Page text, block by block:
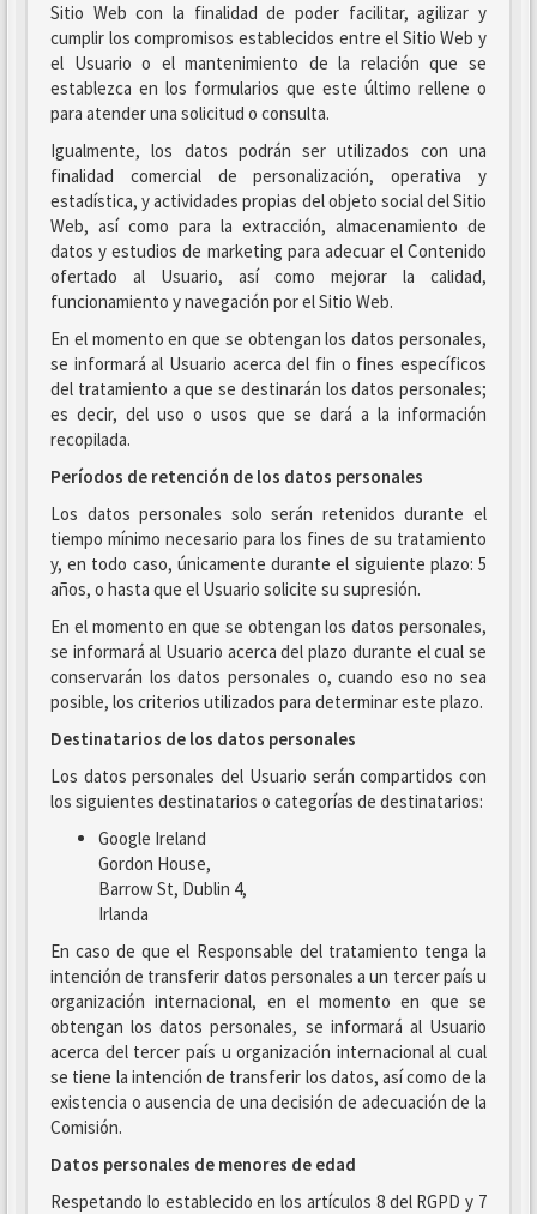
Sitio Web con la finalidad de poder facilitar, agilizar y
cumplir los compromisos establecidos entre el Sitio Web y
el Usuario o el mantenimiento de la relación que se
establezca en los formularios que este último rellene o
para atender una solicitud o consulta.
Igualmente, los datos podrán ser utilizados con una
finalidad comercial de personalización, operativa y
estadística, y actividades propias del objeto social del Sitio
Web, así como para la extracción, almacenamiento de
datos y estudios de marketing para adecuar el Contenido
ofertado al Usuario, así como mejorar la calidad,
funcionamiento y navegación por el Sitio Web.
En el momento en que se obtengan los datos personales,
se informará al Usuario acerca del fin o fines específicos
del tratamiento a que se destinarán los datos personales;
es decir, del uso o usos que se dará a la información
recopilada.
Períodos de retención de los datos personales
Los datos personales solo serán retenidos durante el
tiempo mínimo necesario para los fines de su tratamiento
y, en todo caso, únicamente durante el siguiente plazo: 5
años, o hasta que el Usuario solicite su supresión.
En el momento en que se obtengan los datos personales,
se informará al Usuario acerca del plazo durante el cual se
conservarán los datos personales o, cuando eso no sea
posible, los criterios utilizados para determinar este plazo.
Destinatarios de los datos personales
Los datos personales del Usuario serán compartidos con
los siguientes destinatarios o categorías de destinatarios:
Google Ireland
Gordon House,
Barrow St, Dublin 4,
Irlanda
En caso de que el Responsable del tratamiento tenga la
intención de transferir datos personales a un tercer país u
organización internacional, en el momento en que se
obtengan los datos personales, se informará al Usuario
acerca del tercer país u organización internacional al cual
se tiene la intención de transferir los datos, así como de la
existencia o ausencia de una decisión de adecuación de la
Comisión.
Datos personales de menores de edad
Respetando lo establecido en los artículos 8 del RGPD y 7